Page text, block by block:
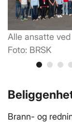
Alle ansatte
Foto: BRSK
Brann- og